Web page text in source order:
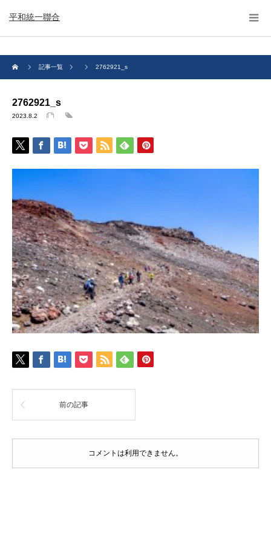
平和統一聯合
記事一覧 2762921_s
2762921_s
2023.8.2
前の記事
コメントは利用できません。